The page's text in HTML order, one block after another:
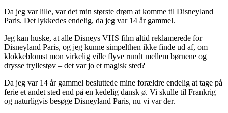
Da jeg var lille, var det min største drøm at komme til Disneyland
Paris. Det lykkedes endelig, da jeg var 14 år gammel.
Jeg kan huske, at alle Disneys VHS film altid reklamerede for
Disneyland Paris, og jeg kunne simpelthen ikke finde ud af, om
klokkeblomst mon virkelig ville flyve rundt mellem børnene og
drysse tryllestøv – det var jo et magisk sted?
Da jeg var 14 år gammel besluttede mine forældre endelig at tage på
ferie et andet sted end på en kedelig dansk ø. Vi skulle til Frankrig
og naturligvis besøge Disneyland Paris, nu vi var der.